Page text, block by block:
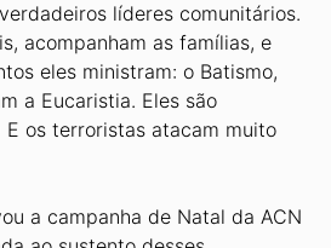
líderes comunitários.
acompanham as famílias, e
eles ministram: o Batismo,
a Eucaristia. Eles são
os terroristas atacam muito
a campanha de Natal da ACN